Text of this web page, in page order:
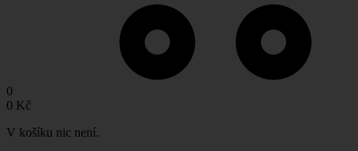
0
0 Kč
V košíku nic není.